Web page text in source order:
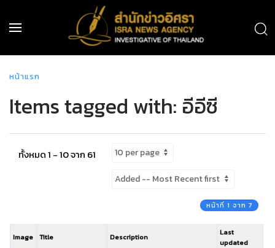
หน้าแรก
Items tagged with: อีอีซี
ทั้งหมด 1 - 10 จาก 61
หน้าที่ 1 จาก 7
Image Title Description
Last
updated